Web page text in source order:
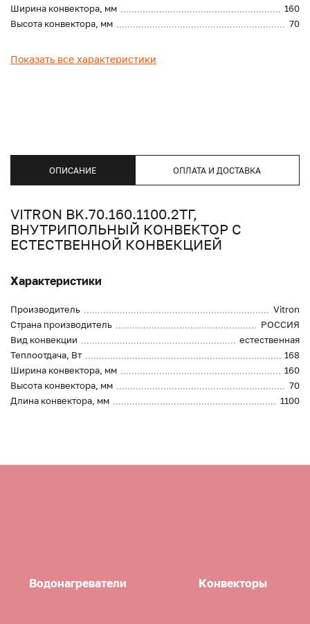
Ширина конвектора, мм
160
Высота конвектора, мм
70
Показать все характеристики
ОПИСАНИЕ ОПЛАТА И ДОСТАВКА
VITRON BK.70.160.1100.2ТГ,
ВНУТРИПОЛЬНЫЙ КОНВЕКТОР С
ЕСТЕСТВЕННОЙ КОНВЕКЦИЕЙ
Характеристики
Производитель
Vitron
Страна производитель
РОССИЯ
Вид конвекции
естественная
Теплоотдача, Вт
168
Ширина конвектора, мм
160
Высота конвектора, мм
70
Длина конвектора, мм
1100
Водонагреватели Конвекторы